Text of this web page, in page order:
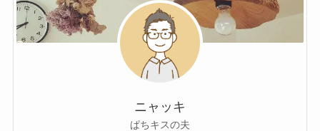
ニャッキ
ぱちキスの夫